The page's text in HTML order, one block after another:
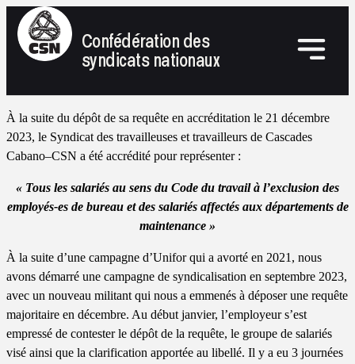
Confédération des
syndicats nationaux
À la suite du dépôt de sa requête en accréditation le 21 décembre
2023, le Syndicat des travailleuses et travailleurs de Cascades
Cabano–CSN a été accrédité pour représenter :
« Tous les salariés au sens du Code du travail à l’exclusion des
employés-es de bureau et des salariés affectés aux départements de
maintenance »
À la suite d’une campagne d’Unifor qui a avorté en 2021, nous
avons démarré une campagne de syndicalisation en septembre 2023,
avec un nouveau militant qui nous a emmenés à déposer une requête
majoritaire en décembre. Au début janvier, l’employeur s’est
empressé de contester le dépôt de la requête, le groupe de salariés
visé ainsi que la clarification apportée au libellé. Il y a eu 3 journées